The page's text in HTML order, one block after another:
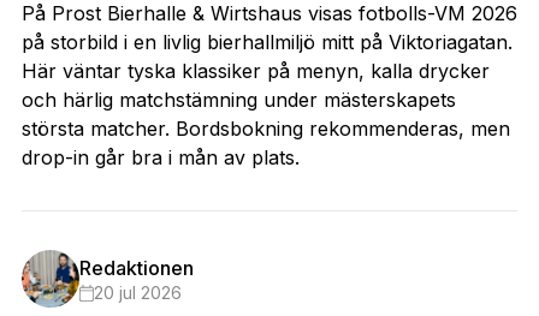
På Prost Bierhalle & Wirtshaus visas fotbolls-VM 2026
på storbild i en livlig bierhallmiljö mitt på Viktoriagatan.
Här väntar tyska klassiker på menyn, kalla drycker
och härlig matchstämning under mästerskapets
största matcher. Bordsbokning rekommenderas, men
drop-in går bra i mån av plats.
Redaktionen
20 jul 2026